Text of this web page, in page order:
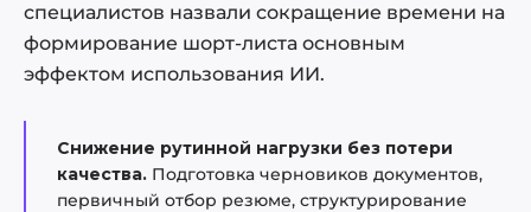
специалистов назвали сокращение времени на
формирование шорт-листа основным
эффектом использования ИИ.
Снижение рутинной нагрузки без потери
качества. Подготовка черновиков документов,
первичный отбор резюме, структурирование